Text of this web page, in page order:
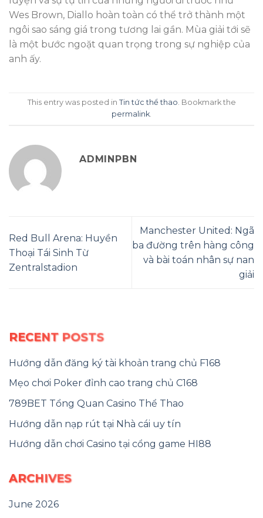
Wes Brown, Diallo hoàn toàn có thể trở thành một
ngôi sao sáng giá trong tương lai gần. Mùa giải tới sẽ
là một bước ngoặt quan trọng trong sự nghiệp của
anh ấy.
This entry was posted in Tin tức thể thao. Bookmark the
permalink.
ADMINPBN
Red Bull Arena: Huyền
Thoại Tái Sinh Từ
Zentralstadion
Manchester United: Ngã
ba đường trên hàng công
và bài toán nhân sự nan
giải
RECENT POSTS
Hướng dẫn đăng ký tài khoản trang chủ F168
Mẹo chơi Poker đỉnh cao trang chủ C168
789BET Tổng Quan Casino Thể Thao
Hướng dẫn nạp rút tại Nhà cái uy tín
Hướng dẫn chơi Casino tại cổng game HI88
ARCHIVES
June 2026